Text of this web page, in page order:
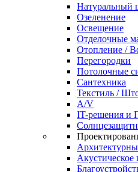
Натуральный
Озеленение
Освещение
Отделочные
Отопление /
Перегородки
Потолочные
Сантехника
Текстиль /
A/V
IT-решения и
Акустическое